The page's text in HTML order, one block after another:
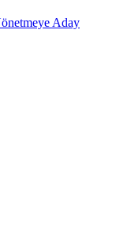
Aday